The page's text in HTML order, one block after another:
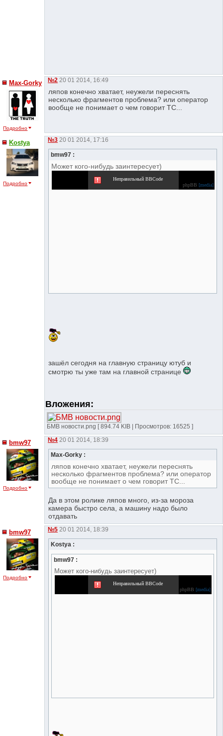
Max-Gorky
Подробно
№2 20 01 2014, 16:49
ляпов конечно хватает, неужели переснять
несколько фрагментов проблема? или оператор
вообще не понимает о чем говорит ТС...
Kostya
Подробно
№3 20 01 2014, 17:16
bmw97 :
Может кого-нибудь заинтересует)
Неправильный BBCode
phpBB[media]
зашёл сегодня на главную страницу ютуб и
смотрю ты уже там на главной странице
Вложения:
БМВ новости.png [ 894.74 KIB | Просмотров: 16525 ]
bmw97
Подробно
№4 20 01 2014, 18:39
Max-Gorky :
ляпов конечно хватает, неужели переснять
несколько фрагментов проблема? или оператор
вообще не понимает о чем говорит ТС...
Да в этом ролике ляпов много, из-за мороза
камера быстро села, а машину надо было
отдавать
bmw97
Подробно
№5 20 01 2014, 18:39
Kostya :
bmw97 :
Может кого-нибудь заинтересует)
Неправильный BBCode
phpBB[media]